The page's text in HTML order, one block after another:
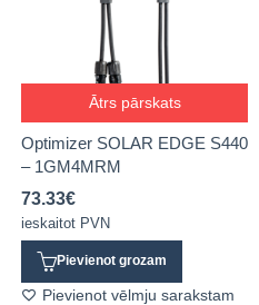
Ātrs pārskats
Optimizer SOLAR EDGE S440
– 1GM4MRM
73.33€
ieskaitot PVN
Pievienot grozam
Pievienot vēlmju sarakstam